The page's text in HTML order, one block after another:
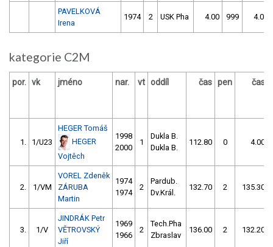
PAVELKOVÁ
Irena
1974 2 USK Pha 4.00 999 4.00
kategorie C2M
por. vk jméno nar. vt oddíl čas pen čas
1. 1/U23
HEGER Tomáš
HEGER
Vojtěch
1998
2000
1
Dukla B.
Dukla B.
112.80 0 4.00
2. 1/VM
VOREL Zdeněk
ZÁRUBA
Martin
1974
1974
2
Pardub.
Dv.Král.
132.70 2 135.30
3. 1/V
JINDRÁK Petr
VĚTROVSKÝ
Jiří
1969
1966
2
Tech.Pha
Zbraslav
136.00 2 132.20